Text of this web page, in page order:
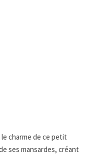
charme de ce petit
ses mansardes, créant